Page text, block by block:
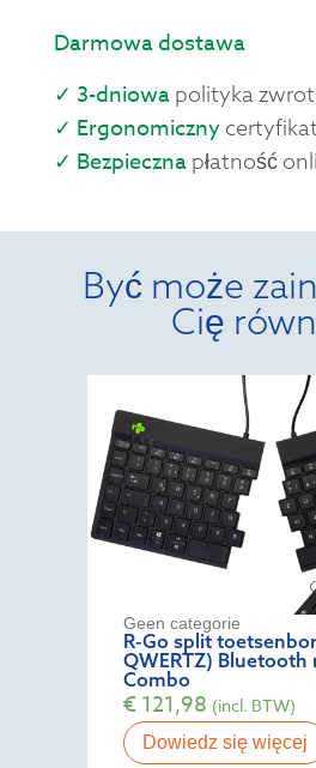
Darmowa dostawa
✓ 3-dniowapolityka
✓ Ergonomicznycertyfikat
✓ Bezpiecznapłatność
Być może
Cię
Geen categorie
R-Go split
QWERTZ) Bluetooth
Combo
€121,98 (incl. BTW)
Dowiedz się więcej